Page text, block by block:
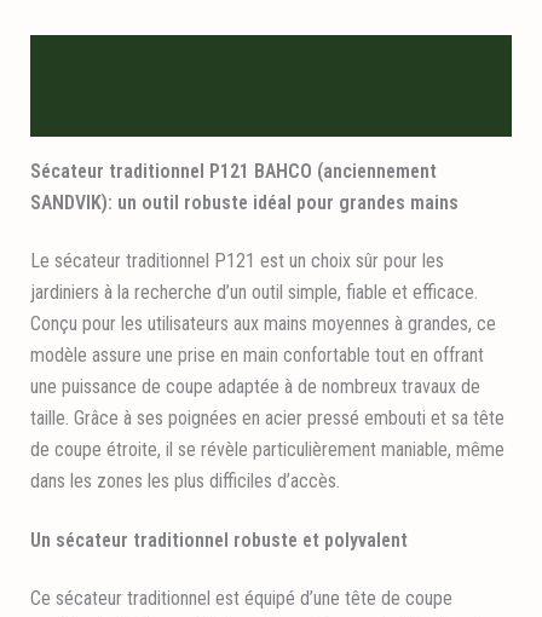
Sécateur traditionnel P121 BAHCO (anciennement
SANDVIK): un outil robuste idéal pour grandes mains
Le sécateur traditionnel P121 est un choix sûr pour les
jardiniers à la recherche d’un outil simple, fiable et efficace.
Conçu pour les utilisateurs aux mains moyennes à grandes, ce
modèle assure une prise en main confortable tout en offrant
une puissance de coupe adaptée à de nombreux travaux de
taille. Grâce à ses poignées en acier pressé embouti et sa tête
de coupe étroite, il se révèle particulièrement maniable, même
dans les zones les plus difficiles d’accès.
Un sécateur traditionnel robuste et polyvalent
Ce sécateur traditionnel est équipé d’une tête de coupe